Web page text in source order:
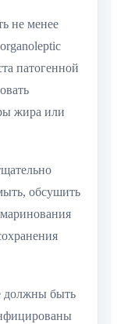
не менее
патогенной
жира или
обсушить
должны быть